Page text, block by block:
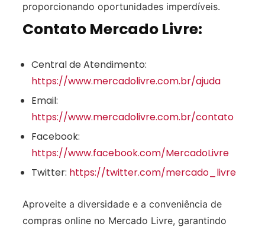
proporcionando oportunidades imperdíveis.
Contato Mercado Livre:
Central de Atendimento:
https://www.mercadolivre.com.br/ajuda
Email:
https://www.mercadolivre.com.br/contato
Facebook:
https://www.facebook.com/MercadoLivre
Twitter: https://twitter.com/mercado_livre
Aproveite a diversidade e a conveniência de
compras online no Mercado Livre, garantindo